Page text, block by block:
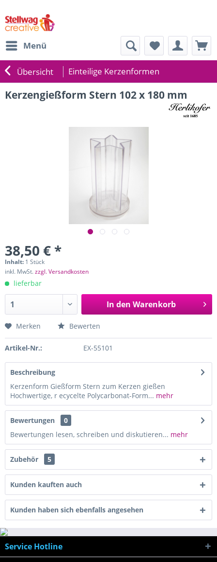
Menü
Übersicht Einteilige Kerzenformen
Kerzengießform Stern 102 x 180 mm
38,50 € *
Inhalt: 1 Stück
inkl. MwSt.zzgl. Versandkosten
lieferbar
In den Warenkorb
Merken Bewerten
Artikel-Nr.: EX-55101
Beschreibung
Kerzenform Gießform Stern zum Kerzen gießen
Hochwertige, r ecycelte Polycarbonat-Form... mehr
Bewertungen
0
Bewertungen lesen, schreiben und diskutieren... mehr
Zubehör 5
Kunden kauften auch
Kunden haben sich ebenfalls angesehen
Service Hotline